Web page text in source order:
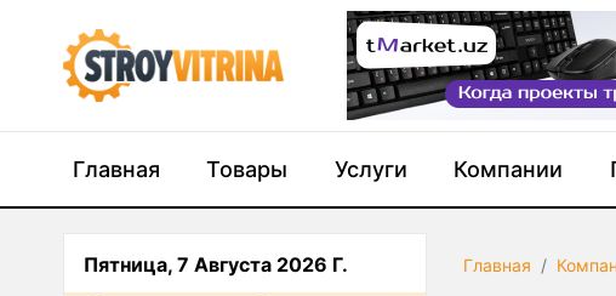
Главная Товары Услуги Компании
Главная
Пятница, 7 Августа 2026 Г.